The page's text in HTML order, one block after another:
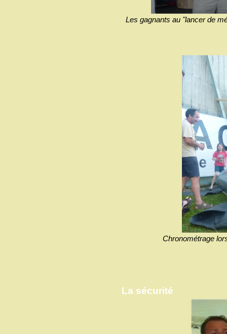
Les gagnants au "lancer de
Chronométrage
La sécurité